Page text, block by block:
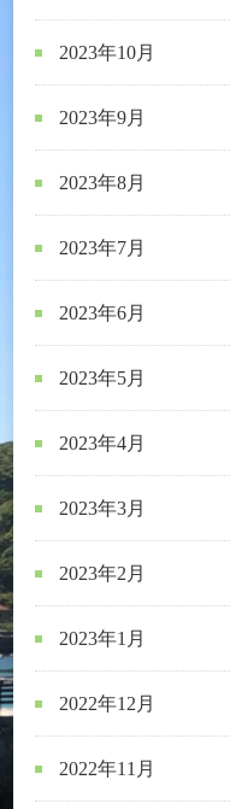
2023年10月
2023年9月
2023年8月
2023年7月
2023年6月
2023年5月
2023年4月
2023年3月
2023年2月
2023年1月
2022年12月
2022年11月